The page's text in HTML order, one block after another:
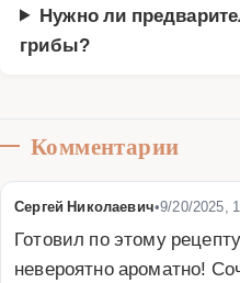
Нужно ли
грибы?
Комментарии
Сергей Николаевич•9/20/2025,
Готовил по этому
невероятно ароматно!